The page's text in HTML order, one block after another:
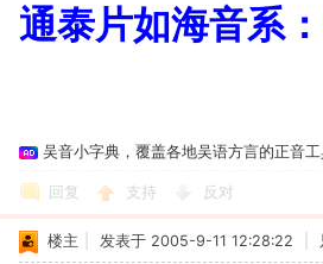
通泰片如海音系：
吴音小字典，覆盖各地吴语方言的正音
回复 支持 反对
楼主 发表于 2005-9-11 12:28:22